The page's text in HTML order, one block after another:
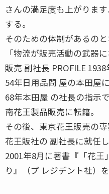
さんの満足度も上がりま
する。
そのための体制があるの
「物流が販売活動の武器
販売 副社長 PROFILE 1938
54年日用品問 屋の本田屋に
68年本田屋 の社長の指示
南花王製品販売に転籍。
その後、東京花王販売の
花王販社の 副社長に就任し
2001年8月に著書『「花
り』（プ レジデント社）を